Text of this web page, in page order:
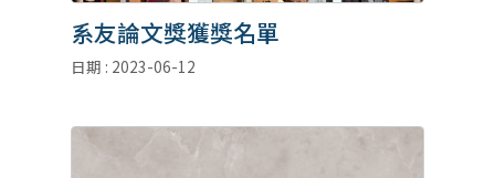
系友論文獎獲獎名單
日期 : 2023-06-12